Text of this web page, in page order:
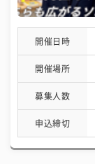
開催日時
開催場所
募集人数
申込締切